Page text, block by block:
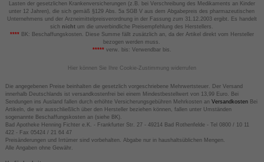
Lasten der gesetzlichen Krankenversicherungen (z.B. bei Verschreibung des Medikaments an Kinder
unter 12 Jahren), die sich gemäß §129 Abs. 5a SGB V aus dem Abgabepreis des pharmazeutischen
Unternehmens und der Arzneimittelpreisverordnung in der Fassung zum 31.12.2003 ergibt. Es handelt
sich nicht um die unverbindliche Preisempfehlung des Herstellers.
****BK: Beschaffungskosten. Diese Summe fällt zusätzlich an, da der Artikel direkt vom Hersteller
bezogen werden muss.
*****verw. bis: Verwendbar bis.
Hier können Sie Ihre Cookie-Zustimmung widerrufen
Die angegebenen Preise beinhalten die gesetzlich vorgeschriebene Mehrwertsteuer. Der Versand
innerhalb Deutschlands ist versandkostenfrei bei einem Mindestbestellwert von 13,99 Euro. Bei
Sendungen ins Ausland fallen durch erhöhte Versicherungsgebühren Mehrkosten an VersandkostenBei
Artikeln, die wir ausschließlich über den Hersteller beziehen können, fallen unter Umständen
sogenannte Beschaffungskosten an (siehe BK).
Bad Apotheke Henning Fichter e.K. - Frankfurter Str. 27 - 49214 Bad Rothenfelde - Tel 0800 / 10 11
422 - Fax 05424 / 21 64 47
Preisänderungen und Irrtümer sind vorbehalten. Abgabe nur in haushaltsüblichen Mengen.
Alle Angaben ohne Gewähr.